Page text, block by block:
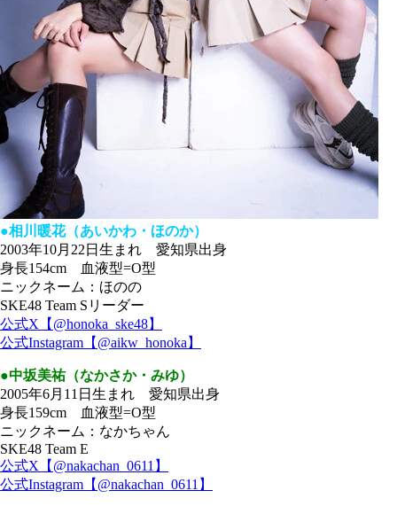
●相川暖花（あいかわ・ほのか）
2003年10月22日生まれ 愛知県出身
身長154cm 血液型=O型
ニックネーム：ほのの
SKE48 Team Sリーダー
公式X【@honoka_ske48】
公式Instagram【@aikw_honoka】
●中坂美祐（なかさか・みゆ）
2005年6月11日生まれ 愛知県出身
身長159cm 血液型=O型
ニックネーム：なかちゃん
SKE48 Team E
公式X【@nakachan_0611】
公式Instagram【@nakachan_0611】